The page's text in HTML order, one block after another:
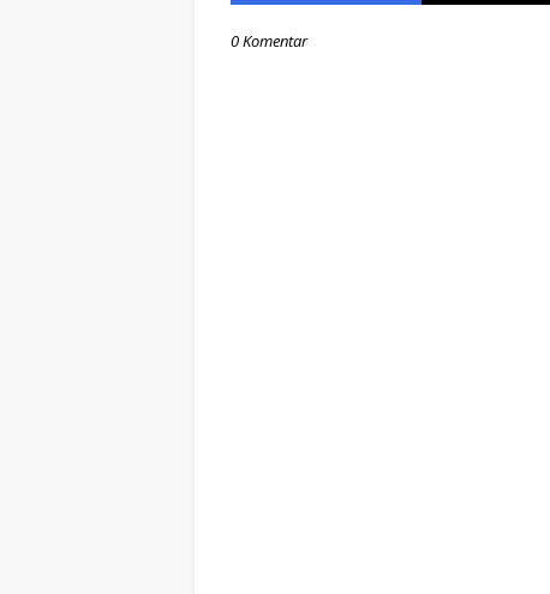
0 Komentar